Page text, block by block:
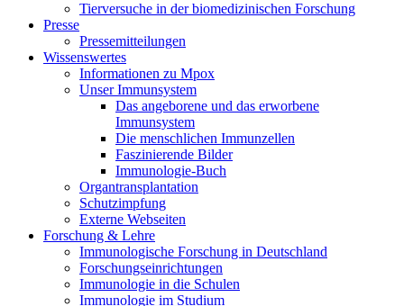
Tierversuche in der biomedizinischen Forschung
Presse
Pressemitteilungen
Wissenswertes
Informationen zu Mpox
Unser Immunsystem
Das angeborene und das erworbene
Immunsystem
Die menschlichen Immunzellen
Faszinierende Bilder
Immunologie-Buch
Organtransplantation
Schutzimpfung
Externe Webseiten
Forschung & Lehre
Immunologische Forschung in Deutschland
Forschungseinrichtungen
Immunologie in die Schulen
Immunologie im Studium